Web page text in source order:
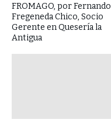
FROMAGO, por Fernando
Fregeneda Chico, Socio
Gerente en Quesería la
Antigua